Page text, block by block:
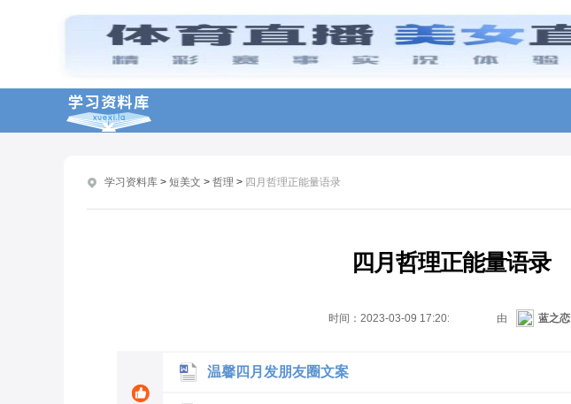
学习资料库 > 短美文 > 哲理 > 四月哲理正能量语录
四月哲理正能量语录
时间： 2023-03-09 17:20:17 由 蓝之恋
温馨四月发朋友圈文案
加油四月正能量句子
再见三月你好四月正能量句子99句
精辟哲理励志短语句子推荐
古风励志哲理句子大全分享
有关人生哲理的励志格言集锦